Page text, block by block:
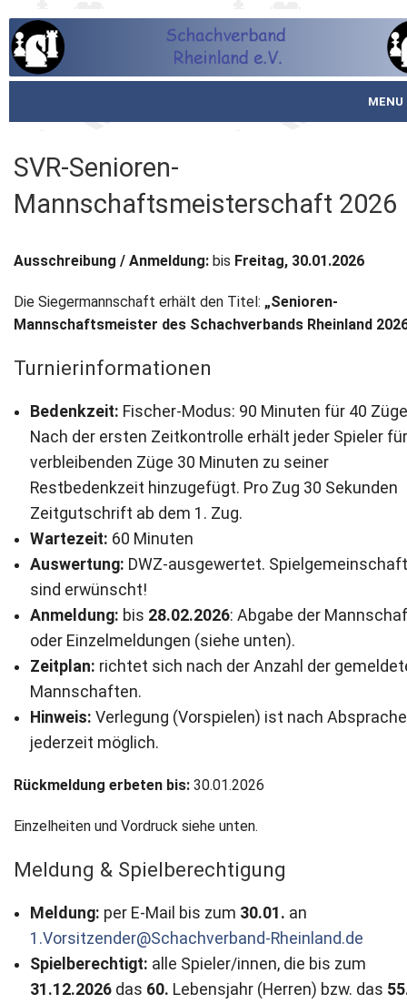
MENU
Schachjugend
Meistertafel
Fotos
Service
Newsletter
Kontakt
Impressum
Datenschutz
SVR-Senioren-
Mannschaftsmeisterschaft 2026
Ausschreibung / Anmeldung: bis Freitag, 30.01.2026
Die Siegermannschaft erhält den Titel: „Senioren-
Mannschaftsmeister des Schachverbands Rheinland
Turnierinformationen
Bedenkzeit: Fischer-Modus: 90 Minuten für 40
Nach der ersten Zeitkontrolle erhält jeder Spieler
verbleibenden Züge 30 Minuten zu seiner
Restbedenkzeit hinzugefügt. Pro Zug 30 Sekunden
Zeitgutschrift ab dem 1. Zug.
Wartezeit: 60 Minuten
Auswertung: DWZ-ausgewertet.
sind erwünscht!
Anmeldung: bis 28.02.2026: Abgabe der
oder Einzelmeldungen (siehe unten).
Zeitplan: richtet sich nach der Anzahl der
Mannschaften.
Hinweis: Verlegung (Vorspielen) ist nach Absprache
jederzeit möglich.
Rückmeldung erbeten bis: 30.01.2026
Einzelheiten und Vordruck siehe unten.
Meldung & Spielberechtigung
Meldung: per E-Mail bis zum 30.01. an
1.Vorsitzender@Schachverband-Rheinland.de
Spielberechtigt: alle Spieler/innen, die bis zum
31.12.2026das 60. Lebensjahr (Herren) bzw. das